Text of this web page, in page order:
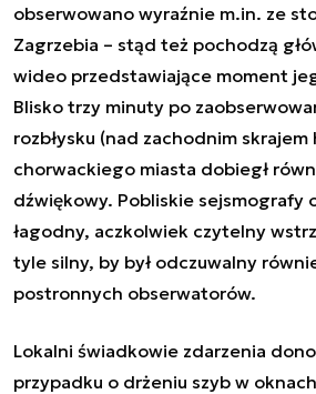
obserwowano wyraźnie m.in. ze
Zagrzebia – stąd też pochodzą
wideo przedstawiające moment
Blisko trzy minuty po
rozbłysku (nad zachodnim
chorwackiego miasta dobiegł
dźwiękowy. Pobliskie sejsmografy
łagodny, aczkolwiek czytelny
tyle silny, by był odczuwalny
postronnych obserwatorów.
Lokalni świadkowie zdarzenia
przypadku o drżeniu szyb w